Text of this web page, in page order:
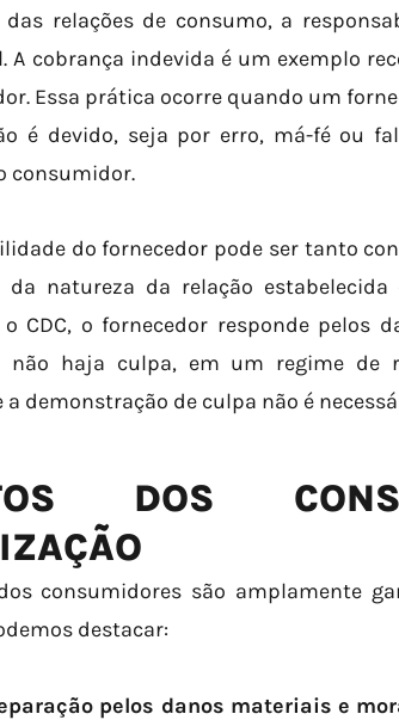
das relações de consumo, a
A cobrança indevida é um exemplo
Essa prática ocorre quando um
é devido, seja por erro, má-fé ou
consumidor.
do fornecedor pode ser tanto
da natureza da relação
CDC, o fornecedor responde pelos
não haja culpa, em um regime de
demonstração de culpa não é
DOS
consumidores são amplamente
destacar:
pelos danos materiais e